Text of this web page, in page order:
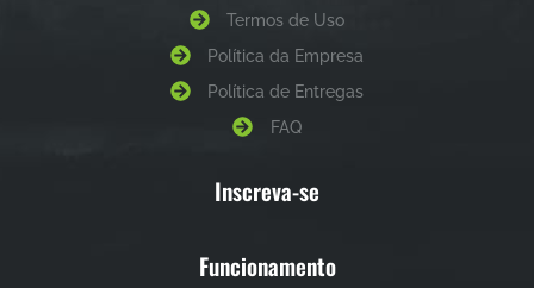
Termos de Uso
Política da Empresa
Política de Entregas
FAQ
Inscreva-se
Funcionamento